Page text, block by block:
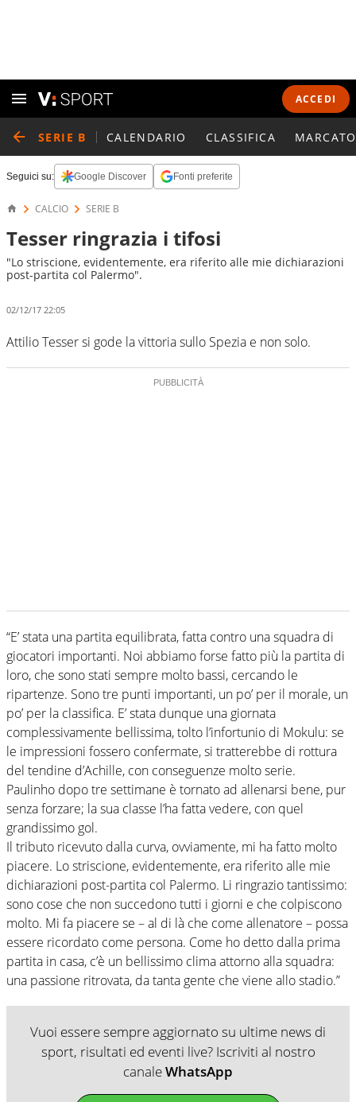
ACCEDI
SERIE B CALENDARIO CLASSIFICA
Seguici su: Google Discover Fonti preferite
CALCIO SERIE B
Tesser ringrazia i tifosi
"Lo striscione, evidentemente, era riferito alle mie dichiarazioni
post-partita col Palermo".
02/12/17 22:05
Attilio Tesser si gode la vittoria sullo Spezia e non solo.
“E’ stata una partita equilibrata, fatta contro una squadra di
giocatori importanti. Noi abbiamo forse fatto più la partita di
loro, che sono stati sempre molto bassi, cercando le
ripartenze. Sono tre punti importanti, un po’ per il morale, un
po’ per la classifica. E’ stata dunque una giornata
complessivamente bellissima, tolto l’infortunio di Mokulu: se
le impressioni fossero confermate, si tratterebbe di rottura
del tendine d’Achille, con conseguenze molto serie.
Paulinho dopo tre settimane è tornato ad allenarsi bene, pur
senza forzare; la sua classe l’ha fatta vedere, con quel
grandissimo gol.
Il tributo ricevuto dalla curva, ovviamente, mi ha fatto molto
piacere. Lo striscione, evidentemente, era riferito alle mie
dichiarazioni post-partita col Palermo. Li ringrazio tantissimo:
sono cose che non succedono tutti i giorni e che colpiscono
molto. Mi fa piacere se – al di là che come allenatore – possa
essere ricordato come persona. Come ho detto dalla prima
partita in casa, c’è un bellissimo clima attorno alla squadra:
una passione ritrovata, da tanta gente che viene allo stadio.”
Vuoi essere sempre aggiornato su ultime news di
sport, risultati ed eventi live? Iscriviti al nostro
canaleWhatsApp